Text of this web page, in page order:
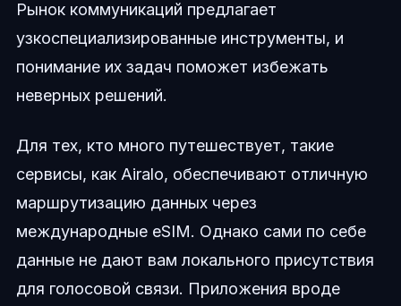
Рынок коммуникаций предлагает
узкоспециализированные инструменты, и
понимание их задач поможет избежать
неверных решений.
Для тех, кто много путешествует, такие
сервисы, как Airalo, обеспечивают отличную
маршрутизацию данных через
международные eSIM. Однако сами по себе
данные не дают вам локального присутствия
для голосовой связи. Приложения вроде